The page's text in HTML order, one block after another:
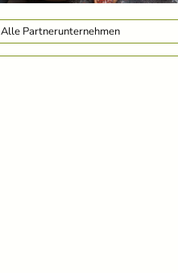
Alle Partnerunternehmen